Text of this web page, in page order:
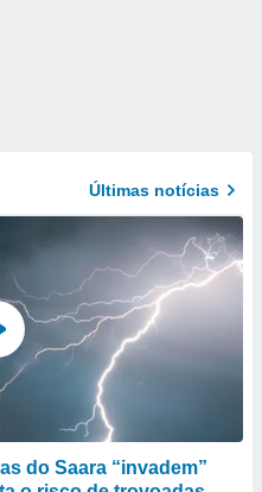
Últimas notícias
do Saara “invadem”